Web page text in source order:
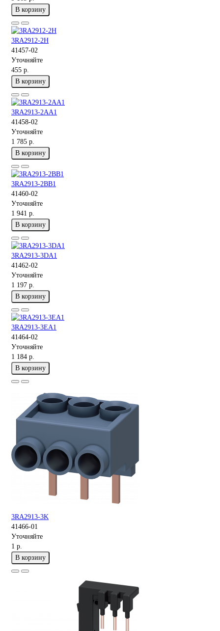
В корзину
3RA2912-2H
41457-02
Уточняйте
455 р.
В корзину
3RA2913-2AA1
41458-02
Уточняйте
1 785 р.
В корзину
3RA2913-2BB1
41460-02
Уточняйте
1 941 р.
В корзину
3RA2913-3DA1
41462-02
Уточняйте
1 197 р.
В корзину
3RA2913-3EA1
41464-02
Уточняйте
1 184 р.
В корзину
3RA2913-3K
41466-01
Уточняйте
1 р.
В корзину